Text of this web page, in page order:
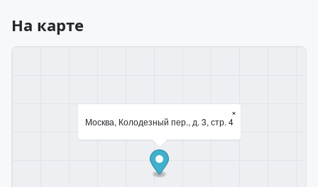
На карте
Москва, Колодезный пер., д. 3, стр. 4
×